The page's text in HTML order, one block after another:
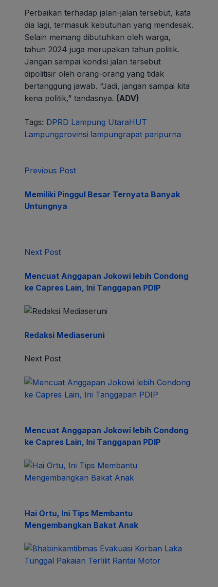
Perbaikan terhadap jalan-jalan tersebut, kata
dia lagi, termasuk kebutuhan yang mendesak.
Selain memang dibutuhkan oleh warga,
tahun 2024 juga merupakan tahun politik.
Jangan sampai kondisi jalan tersebut
dipolitisir oleh orang-orang yang tidak
bertanggung jawab. “Jadi, jangan sampai kita
kena politik,” tandasnya. (ADV)
Tags: DPRD Lampung UtaraHUT
Lampungprovinsi lampungrapat paripurna
Previous Post
Memiliki Pinggul Besar Ternyata Banyak
Untungnya
Next Post
Mencuat Anggapan Jokowi lebih Condong
ke Capres Lain, Ini Tanggapan PDIP
Redaksi Mediaseruni
Next Post
Mencuat Anggapan Jokowi lebih Condong
ke Capres Lain, Ini Tanggapan PDIP
Hai Ortu, Ini Tips Membantu
Mengembangkan Bakat Anak